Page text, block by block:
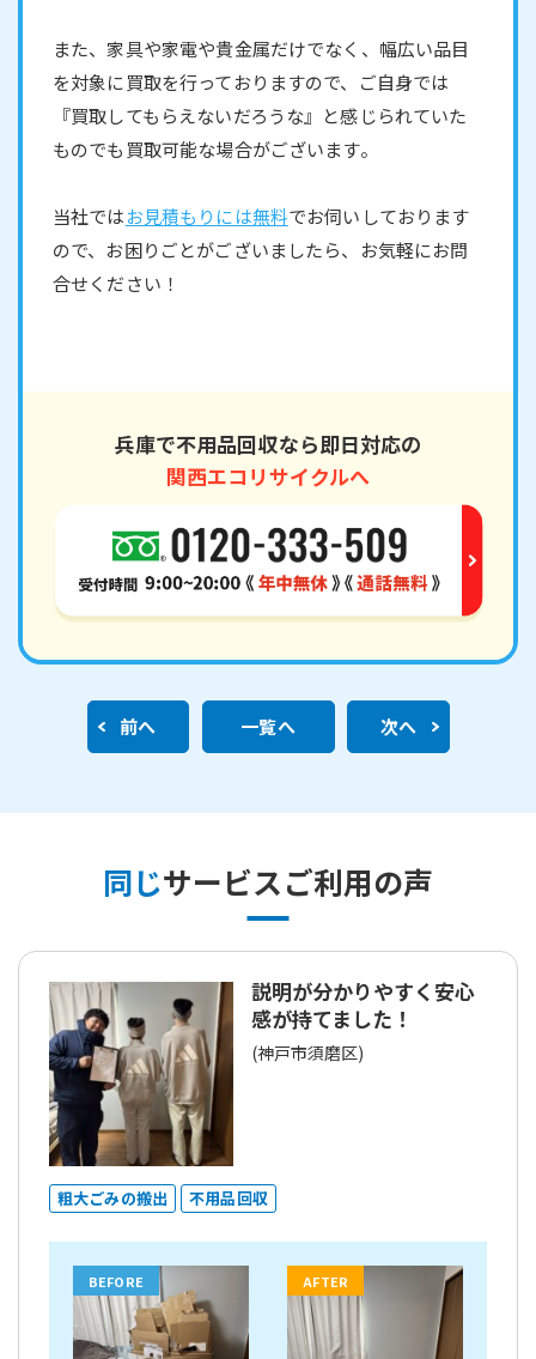
また、家具や家電や貴金属だけでなく、幅広い品目
を対象に買取を行っておりますので、ご自身では
『買取してもらえないだろうな』と感じられていた
ものでも買取可能な場合がございます。
当社ではお見積もりには無料でお伺いしております
ので、お困りごとがございましたら、お気軽にお問
合せください！
兵庫で不用品回収なら即日対応の
関西エコリサイクルへ
前へ 一覧へ 次へ
同じサービスご利用の声
説明が分かりやすく安心
感が持てました！
(神戸市須磨区)
粗大ごみの搬出 不用品回収
BEFORE AFTER